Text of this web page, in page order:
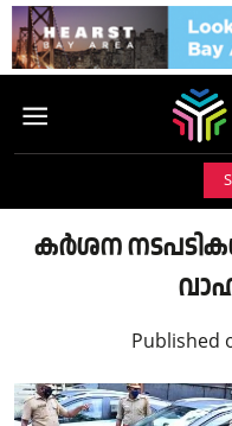
കര്‍ശന
Published